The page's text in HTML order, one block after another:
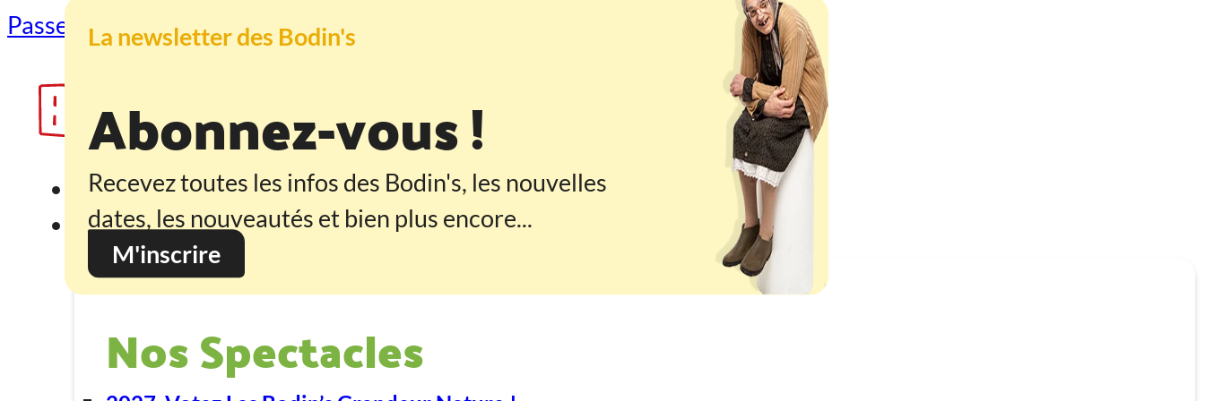
Passer au contenu principal Passer au pied de page
Accueil
Programmation
Nos Spectacles
La newsletter des Bodin's
Abonnez-vous !
Recevez toutes les infos des Bodin's, les nouvelles
dates, les nouveautés et bien plus encore...
M'inscrire